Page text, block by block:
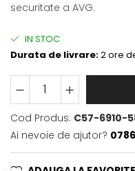
securitate a AVG.
IN STOC
Durata de livrare:2 ore
Cod Produs: C57-6910-
Ai nevoie de ajutor?